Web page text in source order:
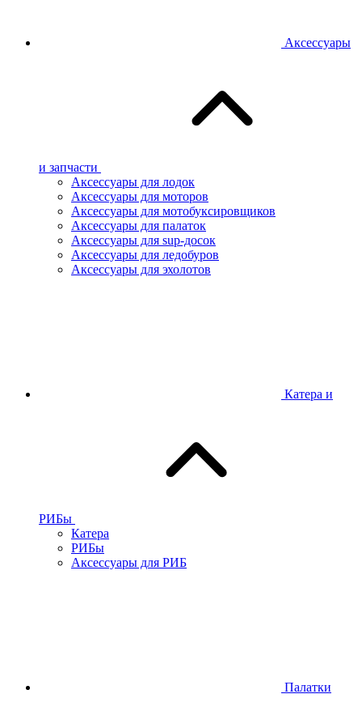
Аксессуары
и запчасти
Аксессуары для лодок
Аксессуары для моторов
Аксессуары для мотобуксировщиков
Аксессуары для палаток
Аксессуары для sup-досок
Аксессуары для ледобуров
Аксессуары для эхолотов
Катера и
РИБы
Катера
РИБы
Аксессуары для РИБ
Палатки